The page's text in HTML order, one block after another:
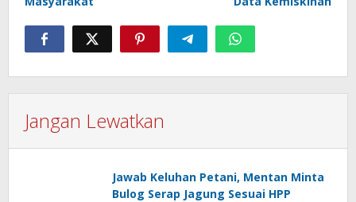
Jangan Lewatkan
Jawab Keluhan Petani, Mentan Minta
Bulog Serap Jagung Sesuai HPP